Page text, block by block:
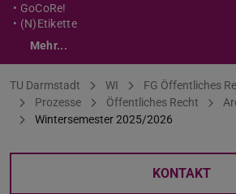
• GoCoRe!
• (N)Etikette
Mehr...
Sie befinden sich hier:
TU Darmstadt WI FG Öffentliches
Prozesse
Öffentliches Recht
Wintersemester 2025/2026
KONTAKT